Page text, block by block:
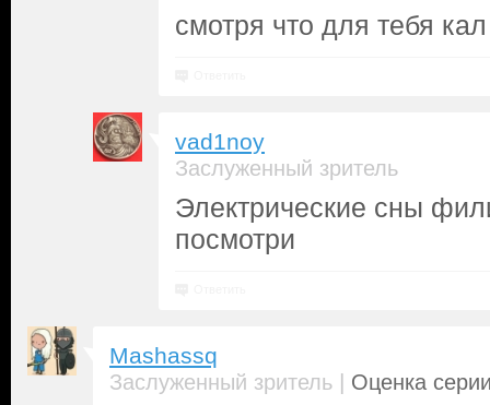
смотря что для тебя
vad1noy
Заслуженный зритель
Электрические сны
посмотри
Mashassq
Заслуженный зритель | Оценка